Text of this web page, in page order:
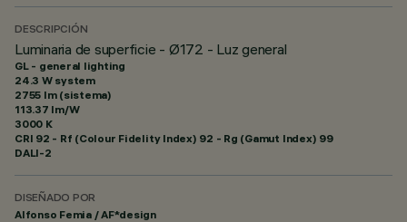
DESCRIPCIÓN
Luminaria de superficie - Ø172 - Luz general
GL - general lighting
24.3 W system
2755 lm (sistema)
113.37 lm/W
3000 K
CRI 92 - Rf (Colour Fidelity Index) 92 - Rg (Gamut Index) 99
DALI-2
DISEÑADO POR
Alfonso Femia / AF*design